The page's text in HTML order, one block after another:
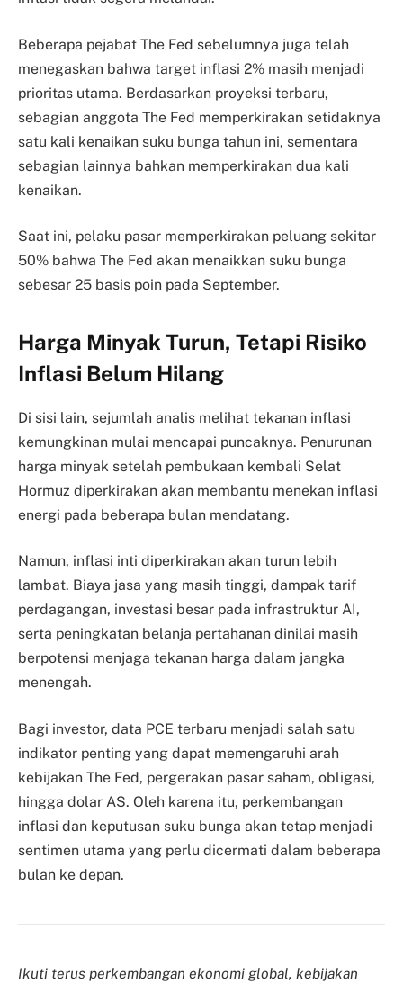
Beberapa pejabat The Fed sebelumnya juga telah
menegaskan bahwa target inflasi 2% masih menjadi
prioritas utama. Berdasarkan proyeksi terbaru,
sebagian anggota The Fed memperkirakan setidaknya
satu kali kenaikan suku bunga tahun ini, sementara
sebagian lainnya bahkan memperkirakan dua kali
kenaikan.
Saat ini, pelaku pasar memperkirakan peluang sekitar
50% bahwa The Fed akan menaikkan suku bunga
sebesar 25 basis poin pada September.
Harga Minyak Turun, Tetapi Risiko
Inflasi Belum Hilang
Di sisi lain, sejumlah analis melihat tekanan inflasi
kemungkinan mulai mencapai puncaknya. Penurunan
harga minyak setelah pembukaan kembali Selat
Hormuz diperkirakan akan membantu menekan inflasi
energi pada beberapa bulan mendatang.
Namun, inflasi inti diperkirakan akan turun lebih
lambat. Biaya jasa yang masih tinggi, dampak tarif
perdagangan, investasi besar pada infrastruktur AI,
serta peningkatan belanja pertahanan dinilai masih
berpotensi menjaga tekanan harga dalam jangka
menengah.
Bagi investor, data PCE terbaru menjadi salah satu
indikator penting yang dapat memengaruhi arah
kebijakan The Fed, pergerakan pasar saham, obligasi,
hingga dolar AS. Oleh karena itu, perkembangan
inflasi dan keputusan suku bunga akan tetap menjadi
sentimen utama yang perlu dicermati dalam beberapa
bulan ke depan.
Ikuti terus perkembangan ekonomi global, kebijakan